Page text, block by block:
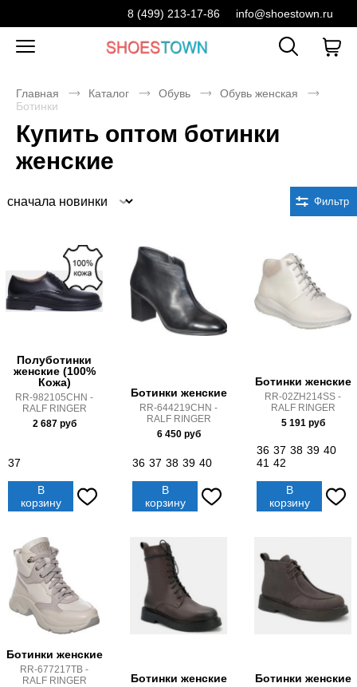
8 (499) 213-17-86 info@shoestown.ru
Главная Каталог Обувь
Обувь женская
Ботинки
Купить оптом ботинки
женские
Фильтр
Полуботинки
женские (100%
Кожа)
RR-982105CHN -
RALF RINGER
2 687руб
37
В
корзину
Ботинки женские
RR-644219CHN -
RALF RINGER
6 450руб
36 37 38 39 40
В
корзину
Ботинки женские
RR-02ZH214SS -
RALF RINGER
5 191 руб
36 37 38 39 40
41 42
В
корзину
Ботинки женские
RR-677217TB -
RALF RINGER
Ботинки женские Ботинки женские